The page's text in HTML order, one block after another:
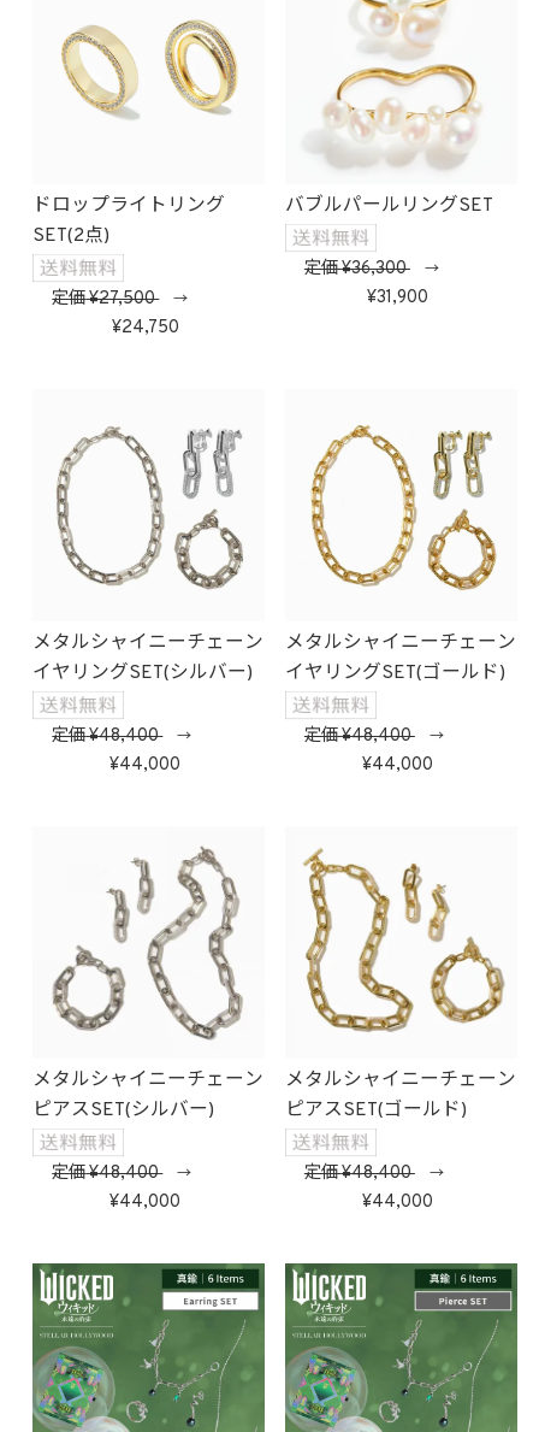
ドロップライトリング
SET(2点)
定価 27,500→
24,750
バブルパールリングSET
定価 36,300→
31,900
メタルシャイニーチェーン
イヤリングSET(シルバー)
定価 48,400→
44,000
メタルシャイニーチェーン
イヤリングSET(ゴールド)
定価 48,400→
44,000
メタルシャイニーチェーン
ピアスSET(シルバー)
定価 48,400→
44,000
メタルシャイニーチェーン
ピアスSET(ゴールド)
定価 48,400→
44,000